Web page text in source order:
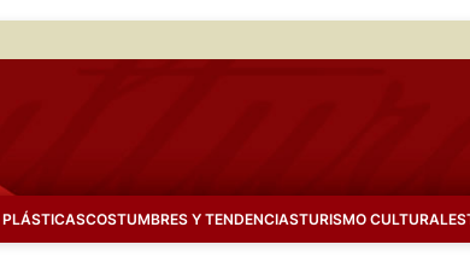
PLÁSTICASCOSTUMBRES Y TENDENCIASTURISMO CULTURAL